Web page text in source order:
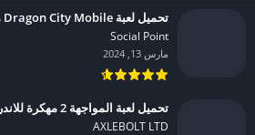
تحميل لعبة Dragon City Mobile مهكرة للاندرويد 2024
Social Point‏
مارس 13, 2024
تحميل لعبة المواجهة 2 مهكرة للاندرويد 2024
AXLEBOLT LTD‏